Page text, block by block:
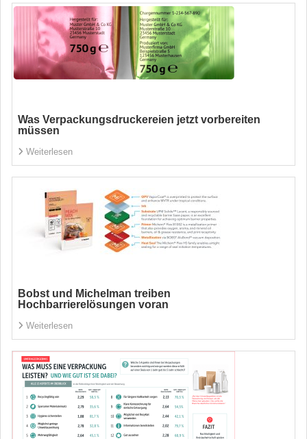
Was Verpackungsdruckereien jetzt vorbereiten
müssen
Weiterlesen
Bobst und Michelman treiben
Hochbarrierelösungen voran
Weiterlesen